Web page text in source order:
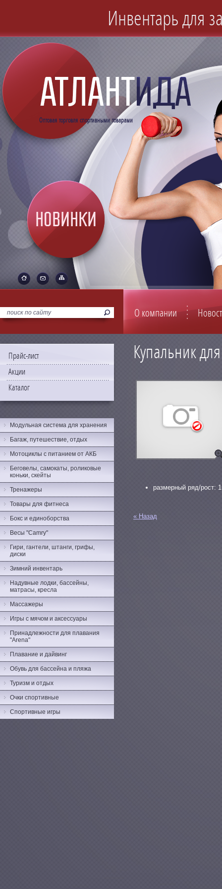
О компании
Инвентарь для
Оптовая торговля спортивными товарами
Купальник
размерный ряд/рост:
« Назад
Прайс-лист
Акции
Каталог
Модульная система для хранения
Багаж, путешествие, отдых
Мотоциклы с питанием от АКБ
Беговелы, самокаты, роликовые
коньки, скейты
Тренажеры
Товары для фитнеса
Бокс и единоборства
Весы "Camry"
Гири, гантели, штанги, грифы,
диски
Зимний инвентарь
Надувные лодки, бассейны,
матрасы, кресла
Массажеры
Игры с мячом и аксессуары
Принадлежности для плавания
"Arena"
Плавание и дайвинг
Обувь для бассейна и пляжа
Туризм и отдых
Очки спортивные
Спортивные игры